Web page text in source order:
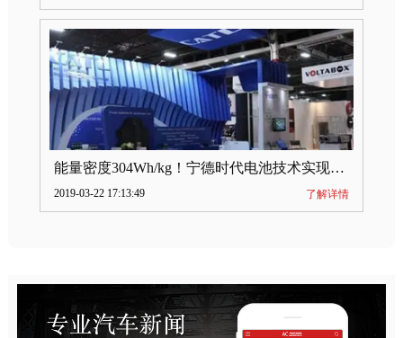
能量密度304Wh/kg！宁德时代电池技术实现突破
2019-03-22 17:13:49 了解详情